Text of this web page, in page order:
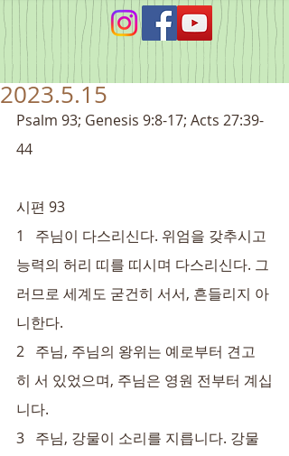
2023.5.15
Psalm 93; Genesis 9:8-17; Acts 27:39-
44
시편 93
1   주님이 다스리신다. 위엄을 갖추시고
능력의 허리 띠를 띠시며 다스리신다. 그
러므로 세계도 굳건히 서서, 흔들리지 아
니한다.
2   주님, 주님의 왕위는 예로부터 견고
히 서 있었으며, 주님은 영원 전부터 계십
니다.
3   주님, 강물이 소리를 지릅니다. 강물